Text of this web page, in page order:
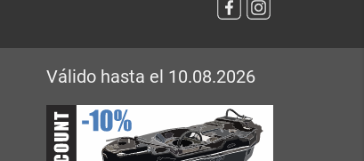
Válido hasta el 10.08.2026